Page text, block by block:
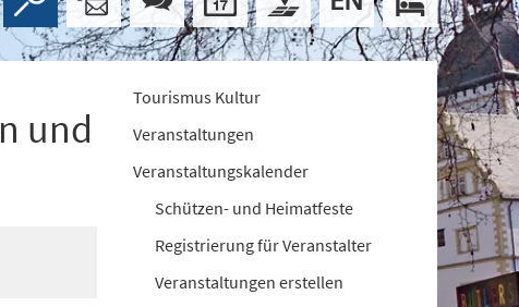
und
Tourismus Kultur
Veranstaltungen
Veranstaltungskalender
Schützen- und Heimatfeste
Registrierung für Veranstalter
Veranstaltungen erstellen